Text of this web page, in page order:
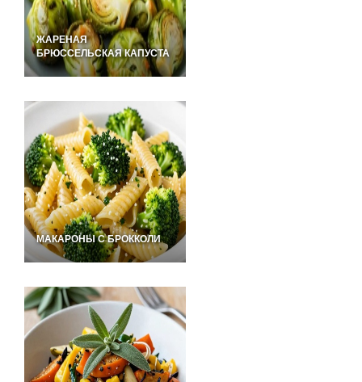
ЖАРЕНАЯ
БРЮССЕЛЬСКАЯ КАПУСТА
МАКАРОНЫ С БРОККОЛИ